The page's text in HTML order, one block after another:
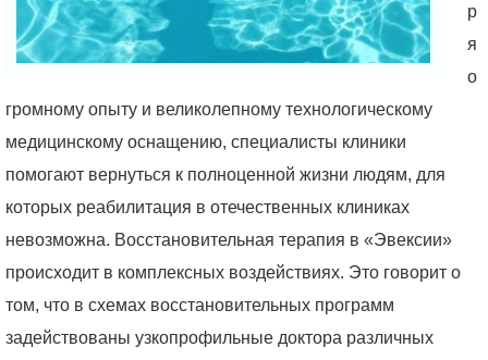
р
я
о
громному опыту и великолепному технологическому
медицинскому оснащению, специалисты клиники
помогают вернуться к полноценной жизни людям, для
которых реабилитация в отечественных клиниках
невозможна. Восстановительная терапия в «Эвексии»
происходит в комплексных воздействиях. Это говорит о
том, что в схемах восстановительных программ
задействованы узкопрофильные доктора различных